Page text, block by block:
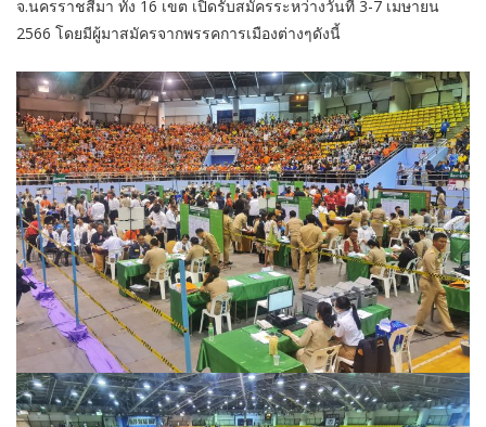
จ.นครราชสีมา ทั้ง 16 เขต เปิดรับสมัครระหว่างวันที่ 3-7 เมษายน
2566 โดยมีผู้มาสมัครจากพรรคการเมืองต่างๆดังนี้